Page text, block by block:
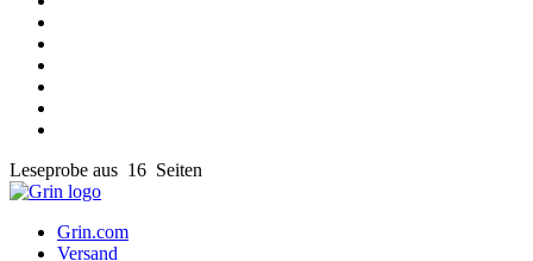
Leseprobe aus 16 Seiten
Grin.com
Versand